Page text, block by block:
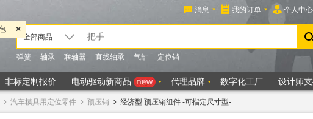
汽车模具用定位零件 预压销 经济型 预压销组件 -可指定尺寸型-